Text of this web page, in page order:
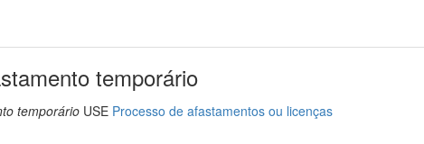
temporário
temporário USE Processo de afastamentos ou licenças